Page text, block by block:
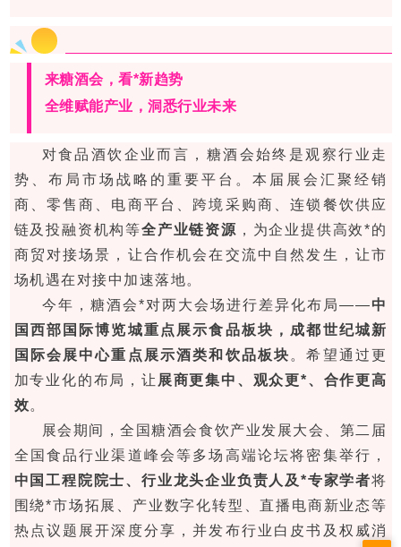
来糖酒会，看*新趋势
全维赋能产业，洞悉行业未来
对食品酒饮企业而言，糖酒会始终是观察行业走
势、布局市场战略的重要平台。本届展会汇聚经销
商、零售商、电商平台、跨境采购商、连锁餐饮供应
链及投融资机构等全产业链资源 ，为企业提供高效*的
商贸对接场景，让合作机会在交流中自然发生，让市
场机遇在对接中加速落地。
今年，糖酒会*对两大会场进行差异化布局——中
国西部国际博览城重点展示食品板块，成都世纪城新
国际会展中心重点展示酒类和饮品板块 。希望通过更
加专业化的布局，让 展商更集中、观众更*、合作更高
效。
展会期间，全国糖酒会食饮产业发展大会、第二届
全国食品行业渠道峰会等多场高端论坛将密集举行，
中国工程院院士、行业龙头企业负责人及*专家学者将
围绕*市场拓展、产业数字化转型、直播电商新业态等
热点议题展开深度分享，并发布行业白皮书及权威消